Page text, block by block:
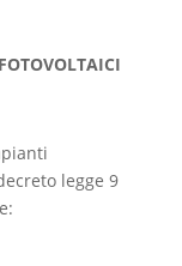
legge 9